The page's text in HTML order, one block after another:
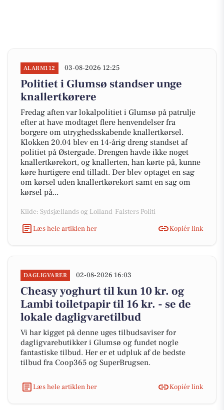
ALARM112 03-08-2026 12:25
Politiet i Glumsø standser unge
knallertkørere
Fredag aften var lokalpolitiet i Glumsø på patrulje
efter at have modtaget flere henvendelser fra
borgere om utryghedsskabende knallertkørsel.
Klokken 20.04 blev en 14-årig dreng standset af
politiet på Østergade. Drengen havde ikke noget
knallertkørekort, og knallerten, han kørte på, kunne
køre hurtigere end tilladt. Der blev optaget en sag
om kørsel uden knallertkørekort samt en sag om
kørsel på...
Kilde: Sydsjællands og Lolland-Falsters Politi
Læs hele artiklen her
Kopiér link
DAGLIGVARER 02-08-2026 16:03
Cheasy yoghurt til kun 10 kr. og
Lambi toiletpapir til 16 kr. - se de
lokale dagligvaretilbud
Vi har kigget på denne uges tilbudsaviser for
dagligvarebutikker i Glumsø og fundet nogle
fantastiske tilbud. Her er et udpluk af de bedste
tilbud fra Coop365 og SuperBrugsen.
Læs hele artiklen her Kopiér link